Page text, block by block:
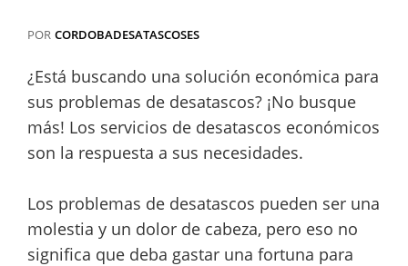
POR CORDOBADESATASCOSES
¿Está buscando una solución económica para
sus problemas de desatascos? ¡No busque
más! Los servicios de desatascos económicos
son la respuesta a sus necesidades.
Los problemas de desatascos pueden ser una
molestia y un dolor de cabeza, pero eso no
significa que deba gastar una fortuna para